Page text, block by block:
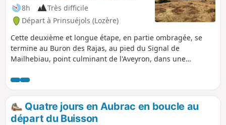
8h
Très difficile
Départ à Prinsuéjols (Lozère)
Cette deuxième et longue étape, en partie ombragée, se
termine au Buron des Rajas, au pied du Signal de
Mailhebiau, point culminant de l'Aveyron, dans une
Quatre jours en Aubrac en boucle au
départ du Buisson